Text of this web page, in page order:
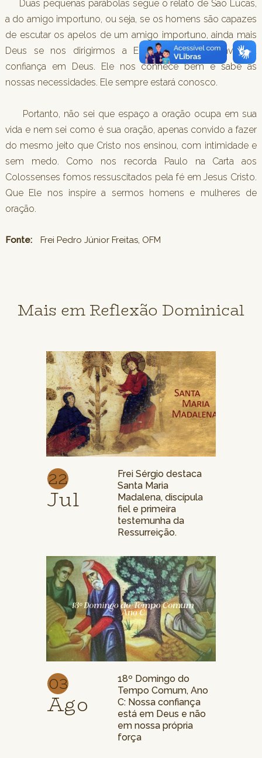
Duas pequenas parábolas segue o relato de São Lucas,
a do amigo importuno, ou seja, se os homens são capazes
de escutar os apelos de um amigo importuno, ainda mais
Deus se nos dirigirmos a Ele; a segunda, convida a
confiança em Deus. Ele nos conhece bem e sabe as
nossas necessidades. Ele sempre estará conosco.
Portanto, não sei que espaço a oração ocupa em sua
vida e nem sei como é sua oração, apenas convido a fazer
do mesmo jeito que Cristo nos ensinou, com intimidade e
sem medo. Como nos recorda Paulo na Carta aos
Colossenses fomos ressuscitados pela fé em Jesus Cristo.
Que Ele nos inspire a sermos homens e mulheres de
oração.
Fonte: Frei Pedro Júnior Freitas, OFM
Mais em Reflexão Dominical
22
Jul
Frei Sérgio destaca
Santa Maria
Madalena, discípula
fiel e primeira
testemunha da
Ressurreição.
03
Ago
18º Domingo do
Tempo Comum, Ano
C: Nossa confiança
está em Deus e não
em nossa própria
força